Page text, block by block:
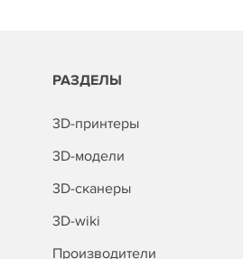
РАЗДЕЛЫ
3D-принтеры
3D-модели
3D-сканеры
3D-wiki
Производители